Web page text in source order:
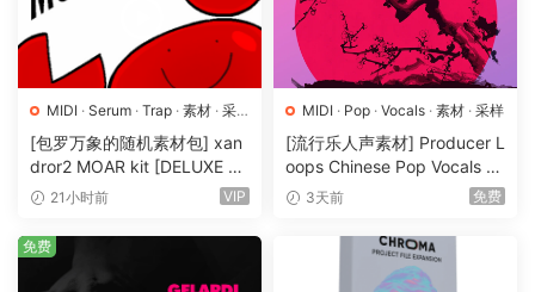
MIDI · Serum · Trap · 素材 · 采
样·预置
[包罗万象的随机素材包] xan
dror2 MOAR kit [DELUXE VE
RSION] [WAV, MiDi]（3.1G
21小时前 VIP
MIDI · Pop · Vocals · 素材 · 采样
[流行乐人声素材] Producer L
oops Chinese Pop Vocals Vo
l.1 [WAV, MiDi, REX]（3.21G
3天前 免费
免费